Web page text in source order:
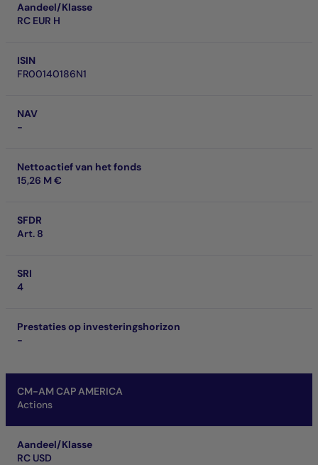
Aandeel/Klasse
RC EUR H
ISIN
FR00140186N1
NAV
-
Nettoactief van het fonds
15,26 M €
SFDR
Art. 8
SRI
4
Prestaties op investeringshorizon
-
CM-AM CAP AMERICA
Actions
Aandeel/Klasse
RC USD